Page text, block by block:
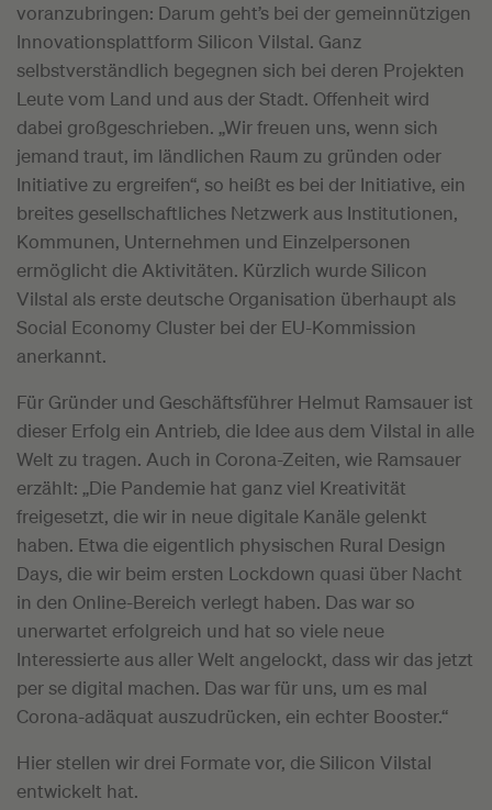
voranzubringen: Darum geht’s bei der gemeinnützigen
Innovationsplattform Silicon Vilstal. Ganz
selbstverständlich begegnen sich bei deren Projekten
Leute vom Land und aus der Stadt. Offenheit wird
dabei großgeschrieben. „Wir freuen uns, wenn sich
jemand traut, im ländlichen Raum zu gründen oder
Initiative zu ergreifen“, so heißt es bei der Initiative, ein
breites gesellschaftliches Netzwerk aus Institutionen,
Kommunen, Unternehmen und Einzelpersonen
ermöglicht die Aktivitäten. Kürzlich wurde Silicon
Vilstal als erste deutsche Organisation überhaupt als
Social Economy Cluster bei der EU-Kommission
anerkannt.
Für Gründer und Geschäftsführer Helmut Ramsauer ist
dieser Erfolg ein Antrieb, die Idee aus dem Vilstal in alle
Welt zu tragen. Auch in Corona-Zeiten, wie Ramsauer
erzählt: „Die Pandemie hat ganz viel Kreativität
freigesetzt, die wir in neue digitale Kanäle gelenkt
haben. Etwa die eigentlich physischen Rural Design
Days, die wir beim ersten Lockdown quasi über Nacht
in den Online-Bereich verlegt haben. Das war so
unerwartet erfolgreich und hat so viele neue
Interessierte aus aller Welt angelockt, dass wir das jetzt
per se digital machen. Das war für uns, um es mal
Corona-adäquat auszudrücken, ein echter Booster.“
Hier stellen wir drei Formate vor, die Silicon Vilstal
entwickelt hat.